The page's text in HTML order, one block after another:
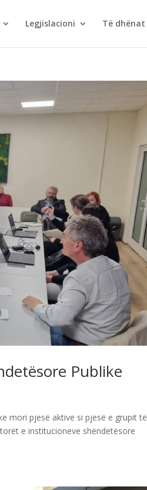
Legjislacioni Të dhënat
Publike
mori pjesë aktive si pjesë e grupit të
e institucioneve shëndetësore